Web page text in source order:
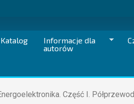
Katalog
Informacje dla
autorów
Część I.